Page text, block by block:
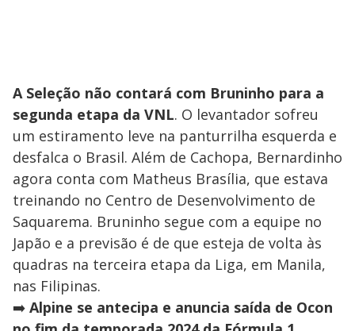
A Seleção não contará com Bruninho para a
segunda etapa da VNL. O levantador sofreu
um estiramento leve na panturrilha esquerda e
desfalca o Brasil. Além de Cachopa, Bernardinho
agora conta com Matheus Brasília, que estava
treinando no Centro de Desenvolvimento de
Saquarema. Bruninho segue com a equipe no
Japão e a previsão é de que esteja de volta às
quadras na terceira etapa da Liga, em Manila,
nas Filipinas.
➡️ Alpine se antecipa e anuncia saída de Ocon